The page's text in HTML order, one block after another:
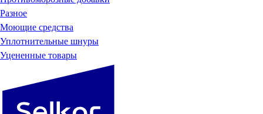
Разное
Моющие средства
Уплотнительные шнуры
Уцененные товары